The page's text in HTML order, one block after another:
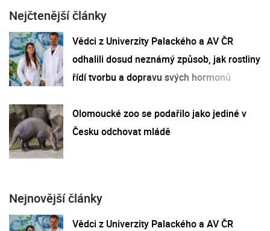
Nejčtenější články
Vědci z Univerzity Palackého a AV ČR
odhalili dosud neznámý způsob, jak rostliny
řídí tvorbu a dopravu svých hormonů
Olomoucké zoo se podařilo jako jediné v
Česku odchovat mládě
Nejnovější články
Vědci z Univerzity Palackého a AV ČR